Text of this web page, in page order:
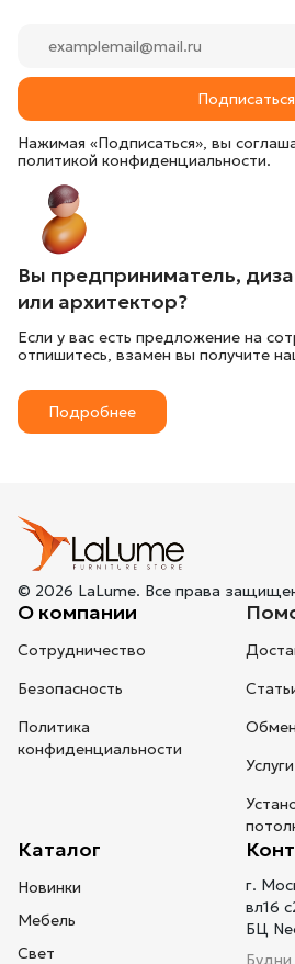
Подписаться
Нажимая «Подписаться», вы
политикой конфиденциальности.
Вы предприниматель,
или архитектор?
Если у вас есть предложение на
отпишитесь, взамен вы получите
Подробнее
© 2026 LaLume. Все права
О компании
Сотрудничество
Безопасность
Политика
конфиденциальности
Услуги
Каталог
Новинки
Мебель
Свет
г.
вл16
БЦ
Будни